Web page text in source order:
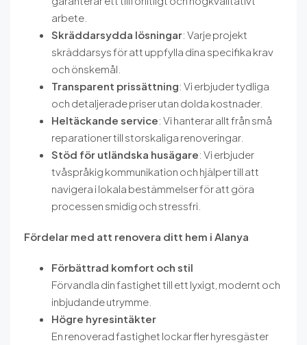
arbete.
Skräddarsydda lösningar: Varje projekt
skräddarsys för att uppfylla dina specifika krav
och önskemål.
Transparent prissättning: Vi erbjuder tydliga
och detaljerade priser utan dolda kostnader.
Heltäckande service: Vi hanterar allt från små
reparationer till storskaliga renoveringar.
Stöd för utländska husägare: Vi erbjuder
tvåspråkig kommunikation och hjälper till att
navigera i lokala bestämmelser för att göra
processen smidig och stressfri.
Fördelar med att renovera ditt hem i Alanya
Förbättrad komfort och stil
Förvandla din fastighet till ett lyxigt, modernt och
inbjudande utrymme.
Högre hyresintäkter
En renoverad fastighet lockar fler hyresgäster